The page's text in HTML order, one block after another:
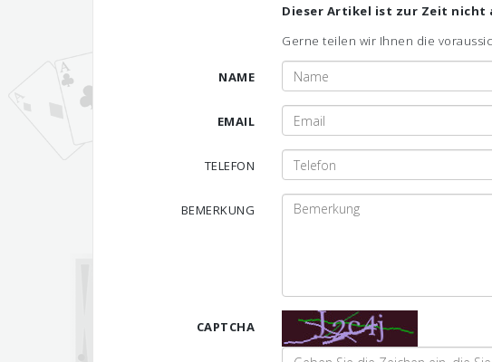
Dieser Artikel ist zur Zeit nicht
Gerne teilen wir Ihnen die
NAME
EMAIL
TELEFON
BEMERKUNG
CAPTCHA